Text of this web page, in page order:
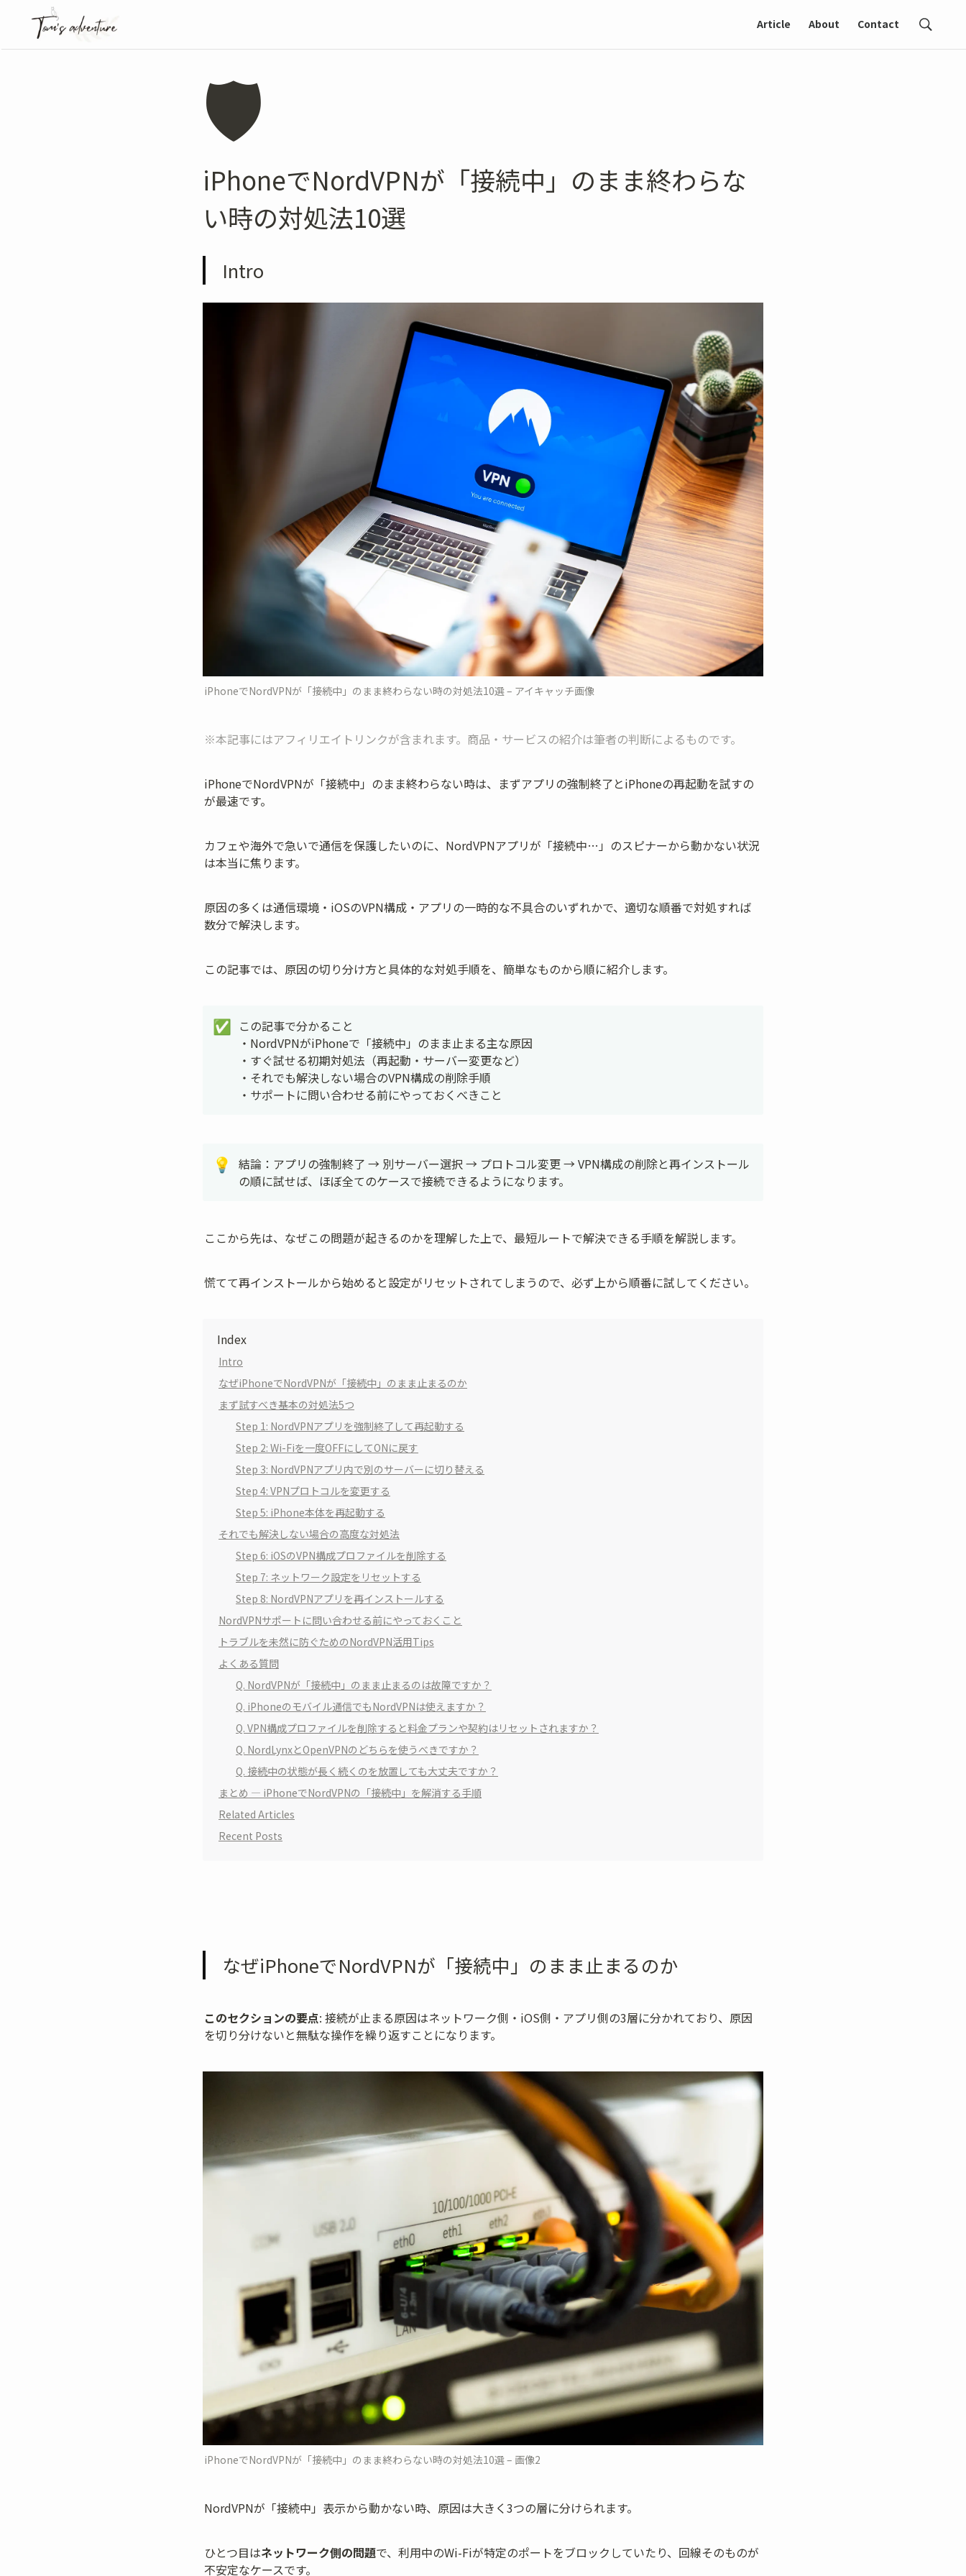
Article About Contact
🛡️
iPhoneでNordVPNが「接続中」のまま終わらな
い時の対処法10選
Intro
iPhoneでNordVPNが「接続中」のまま終わらない時の対処法10選 – アイキャッチ画像
※本記事にはアフィリエイトリンクが含まれます。商品・サービスの紹介は筆者の判断によるものです。
iPhoneでNordVPNが「接続中」のまま終わらない時は、まずアプリの強制終了とiPhoneの再起動を試すの
が最速です。
カフェや海外で急いで通信を保護したいのに、NordVPNアプリが「接続中…」のスピナーから動かない状況
は本当に焦ります。
原因の多くは通信環境・iOSのVPN構成・アプリの一時的な不具合のいずれかで、適切な順番で対処すれば
数分で解決します。
この記事では、原因の切り分け方と具体的な対処手順を、簡単なものから順に紹介します。
✅
この記事で分かること
・NordVPNがiPhoneで「接続中」のまま止まる主な原因
・すぐ試せる初期対処法（再起動・サーバー変更など）
・それでも解決しない場合のVPN構成の削除手順
・サポートに問い合わせる前にやっておくべきこと
💡
結論：アプリの強制終了 → 別サーバー選択 → プロトコル変更 → VPN構成の削除と再インストール
の順に試せば、ほぼ全てのケースで接続できるようになります。
ここから先は、なぜこの問題が起きるのかを理解した上で、最短ルートで解決できる手順を解説します。
慌てて再インストールから始めると設定がリセットされてしまうので、必ず上から順番に試してください。
Index
Intro
なぜiPhoneでNordVPNが「接続中」のまま止まるのか
まず試すべき基本の対処法5つ
Step 1: NordVPNアプリを強制終了して再起動する
Step 2: Wi-Fiを一度OFFにしてONに戻す
Step 3: NordVPNアプリ内で別のサーバーに切り替える
Step 4: VPNプロトコルを変更する
Step 5: iPhone本体を再起動する
それでも解決しない場合の高度な対処法
Step 6: iOSのVPN構成プロファイルを削除する
Step 7: ネットワーク設定をリセットする
Step 8: NordVPNアプリを再インストールする
NordVPNサポートに問い合わせる前にやっておくこと
トラブルを未然に防ぐためのNordVPN活用Tips
よくある質問
Q. NordVPNが「接続中」のまま止まるのは故障ですか？
Q. iPhoneのモバイル通信でもNordVPNは使えますか？
Q. VPN構成プロファイルを削除すると料金プランや契約はリセットされますか？
Q. NordLynxとOpenVPNのどちらを使うべきですか？
Q. 接続中の状態が長く続くのを放置しても大丈夫ですか？
まとめ — iPhoneでNordVPNの「接続中」を解消する手順
Related Articles
Recent Posts
なぜiPhoneでNordVPNが「接続中」のまま止まるのか
このセクションの要点: 接続が止まる原因はネットワーク側・iOS側・アプリ側の3層に分かれており、原因
を切り分けないと無駄な操作を繰り返すことになります。
iPhoneでNordVPNが「接続中」のまま終わらない時の対処法10選 – 画像2
NordVPNが「接続中」表示から動かない時、原因は大きく3つの層に分けられます。
ひとつ目はネットワーク側の問題で、利用中のWi-Fiが特定のポートをブロックしていたり、回線そのものが
不安定なケースです。